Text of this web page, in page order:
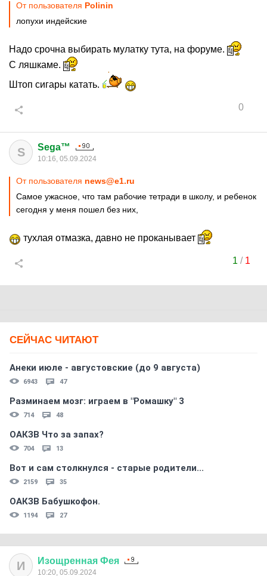
От пользователя Polinin
лопухи индейские
Надо срочна выбирать мулатку тута, на форуме.
С ляшкаме.
Штоп сигары катать.
0
S Sega™
10:16, 05.09.2024
От пользователя news@e1.ru
Самое ужасное, что там рабочие тетради в школу, и ребенок
сегодня у меня пошел без них,
тухлая отмазка, давно не проканывает
1 / 1
СЕЙЧАС ЧИТАЮТ
Анеки июле - августовские (до 9 августа)
6943 47
Разминаем мозг: играем в "Ромашку" 3
714 48
ОАКЗВ Что за запах?
704 13
Вот и сам столкнулся - старые родители...
2159 35
ОАКЗВ Бабушкофон.
1194 27
И Изощренная Фея
10:20, 05.09.2024